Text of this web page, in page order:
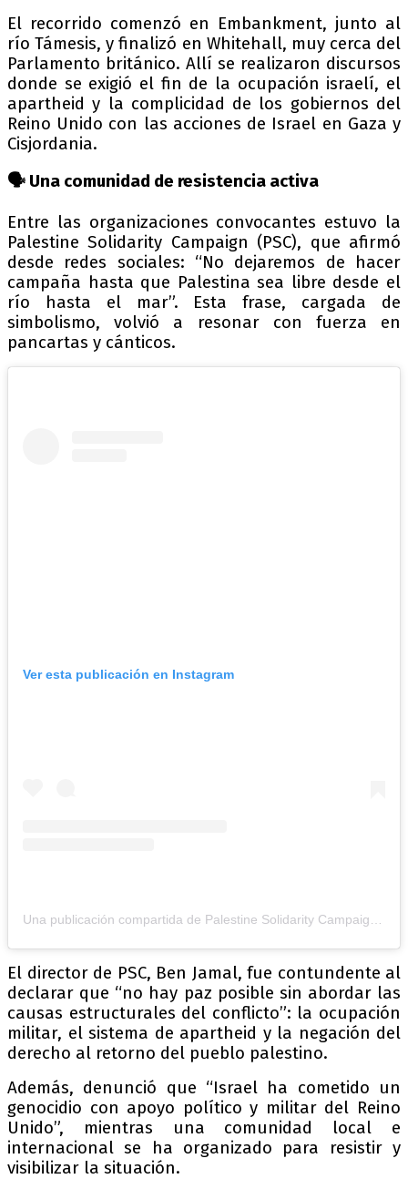
El recorrido comenzó en Embankment, junto al
río Támesis, y finalizó en Whitehall, muy cerca del
Parlamento británico. Allí se realizaron discursos
donde se exigió el fin de la ocupación israelí, el
apartheid y la complicidad de los gobiernos del
Reino Unido con las acciones de Israel en Gaza y
Cisjordania.
🗣️ Una comunidad de resistencia activa
Entre las organizaciones convocantes estuvo la
Palestine Solidarity Campaign (PSC), que afirmó
desde redes sociales: “No dejaremos de hacer
campaña hasta que Palestina sea libre desde el
río hasta el mar”. Esta frase, cargada de
simbolismo, volvió a resonar con fuerza en
pancartas y cánticos.
Ver esta publicación en Instagram
El director de PSC, Ben Jamal, fue contundente al
declarar que “no hay paz posible sin abordar las
causas estructurales del conflicto”: la ocupación
militar, el sistema de apartheid y la negación del
derecho al retorno del pueblo palestino.
Además, denunció que “Israel ha cometido un
genocidio con apoyo político y militar del Reino
Unido”, mientras una comunidad local e
internacional se ha organizado para resistir y
visibilizar la situación.